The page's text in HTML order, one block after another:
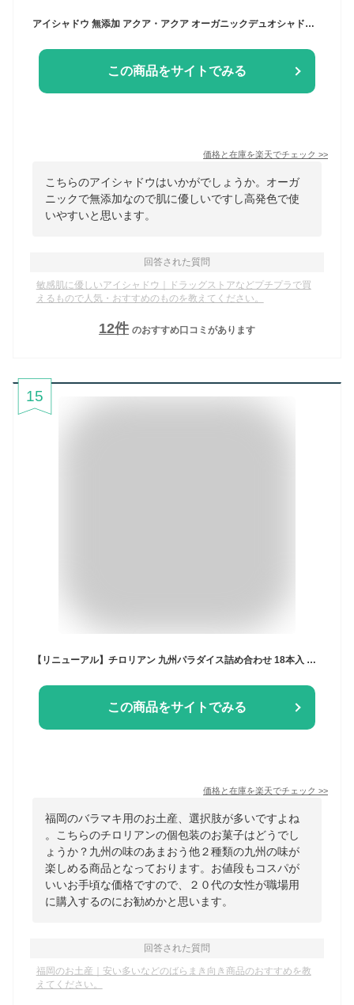
この商品をサイトでみる
価格と在庫を楽天でチェック >>
こちらのアイシャドウはいかがでしょうか。オーガ
ニックで無添加なので肌に優しいですし高発色で使
いやすいと思います。
回答された質問
敏感肌に優しいアイシャドウ｜ドラッグストアなどプチプラで買
えるもので人気・おすすめのものを教えてください。
12件 のおすすめ口コミがあります
15
この商品をサイトでみる
価格と在庫を楽天でチェック >>
福岡のバラマキ用のお土産、選択肢が多いですよね
。こちらのチロリアンの個包装のお菓子はどうでし
ょうか？九州の味のあまおう他２種類の九州の味が
楽しめる商品となっております。お値段もコスパが
いいお手頃な価格ですので、２０代の女性が職場用
に購入するのにお勧めかと思います。
回答された質問
福岡のお土産｜安い多いなどのばらまき向き商品のおすすめを教
えてください。